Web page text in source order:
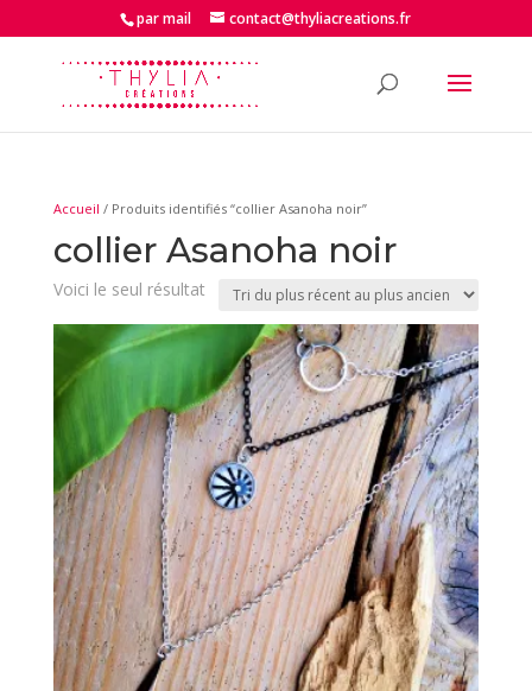
par mail contact@thyliacreations.fr
Accueil / Produits identifiés “collier Asanoha noir”
collier Asanoha noir
Voici le seul résultat